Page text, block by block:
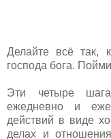
Делайте всё так,
господа бога.
Эти четыре
ежедневно и
действий в виде
делах и